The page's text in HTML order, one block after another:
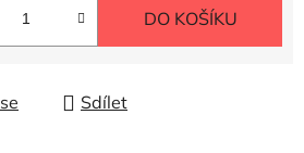
DO KOŠÍKU
Sdílet